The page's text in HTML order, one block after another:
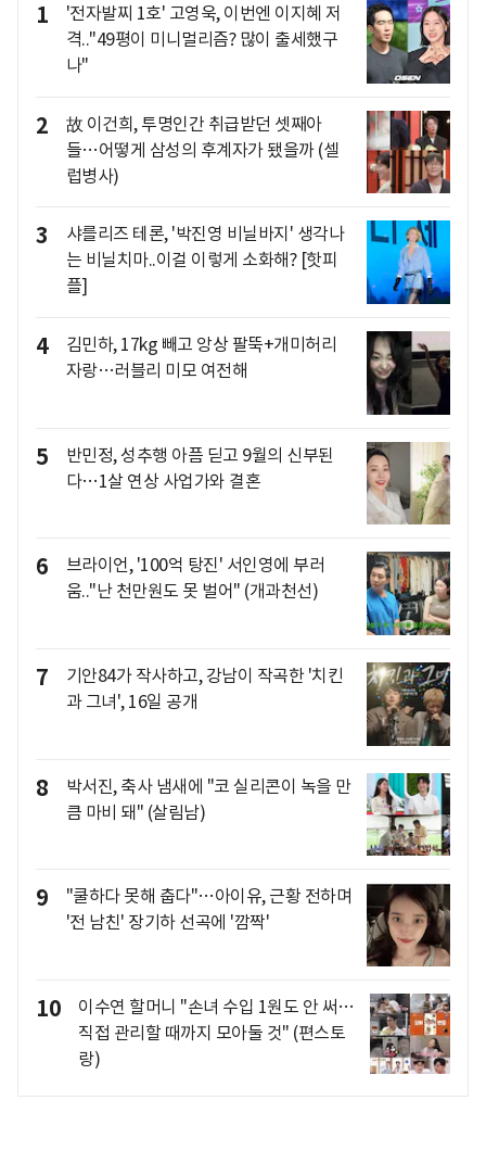
1
'전자발찌 1호' 고영욱, 이번엔 이지혜 저
격.."49평이 미니멀리즘? 많이 출세했구
나"
2
故 이건희, 투명인간 취급받던 셋째아
들…어떻게 삼성의 후계자가 됐을까 (셀
럽병사)
3
샤를리즈 테론, '박진영 비닐바지' 생각나
는 비닐치마..이걸 이렇게 소화해? [핫피
플]
4
김민하, 17kg 빼고 앙상 팔뚝+개미허리
자랑…러블리 미모 여전해
5
반민정, 성추행 아픔 딛고 9월의 신부된
다…1살 연상 사업가와 결혼
6
브라이언, '100억 탕진' 서인영에 부러
움.."난 천만원도 못 벌어" (개과천선)
7
기안84가 작사하고, 강남이 작곡한 '치킨
과 그녀', 16일 공개
8
박서진, 축사 냄새에 "코 실리콘이 녹을 만
큼 마비 돼" (살림남)
9
"쿨하다 못해 춥다"…아이유, 근황 전하며
'전 남친' 장기하 선곡에 '깜짝'
10
이수연 할머니 "손녀 수입 1원도 안 써…
직접 관리할 때까지 모아둘 것" (편스토
랑)